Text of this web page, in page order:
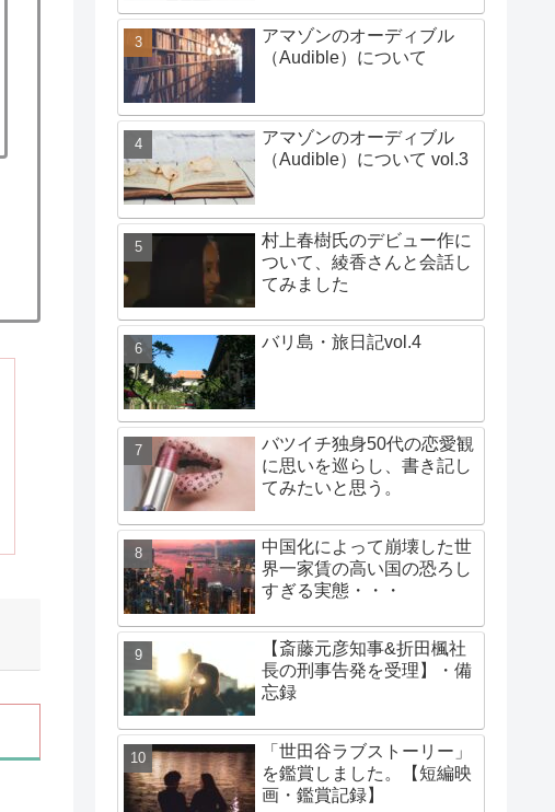
アマゾンのオーディブル
（Audible）について
アマゾンのオーディブル
（Audible）について vol.3
村上春樹氏のデビュー作に
ついて、綾香さんと会話し
てみました
バリ島・旅日記vol.4
バツイチ独身50代の恋愛観
に思いを巡らし、書き記し
てみたいと思う。
中国化によって崩壊した世
界一家賃の高い国の恐ろし
すぎる実態・・・
【斎藤元彦知事&折田楓社
長の刑事告発を受理】・備
忘録
「世田谷ラブストーリー」
を鑑賞しました。【短編映
画・鑑賞記録】